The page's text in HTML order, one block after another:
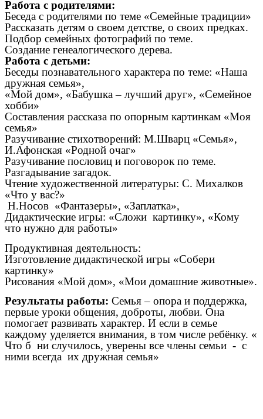
Работа с родителями:
Беседа с родителями по теме «Семейные традиции»
Рассказать детям о своем детстве, о своих предках.
Подбор семейных фотографий по теме.
Создание генеалогического дерева.
Работа с детьми:
Беседы познавательного характера по теме: «Наша
дружная семья»,
«Мой дом», «Бабушка – лучший друг», «Семейное
хобби»
Составления рассказа по опорным картинкам «Моя
семья»
Разучивание стихотворений: М.Шварц «Семья»,
И.Афонская «Родной очаг»
Разучивание пословиц и поговорок по теме.
Разгадывание загадок.
Чтение художественной литературы: С. Михалков
«Что у вас?»
Н.Носов «Фантазеры», «Заплатка»,
Дидактические игры: «Сложи картинку», «Кому
что нужно для работы»
Продуктивная деятельность:
Изготовление дидактической игры «Собери
картинку»
Рисования «Мой дом», «Мои домашние животные».
Результаты работы: Семья – опора и поддержка,
первые уроки общения, доброты, любви. Она
помогает развивать характер. И если в семье
каждому уделяется внимания, в том числе ребёнку. «
Что б ни случилось, уверены все члены семьи - с
ними всегда их дружная семья»